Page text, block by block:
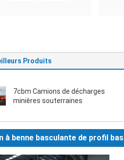
Produits
7cbm Camions de décharges
minières souterraines
à benne basculante de profil bas